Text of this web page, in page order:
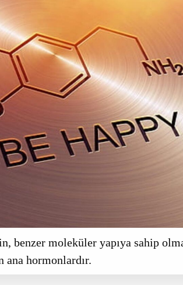
benzer moleküler yapıya sahip
ana hormonlardır.